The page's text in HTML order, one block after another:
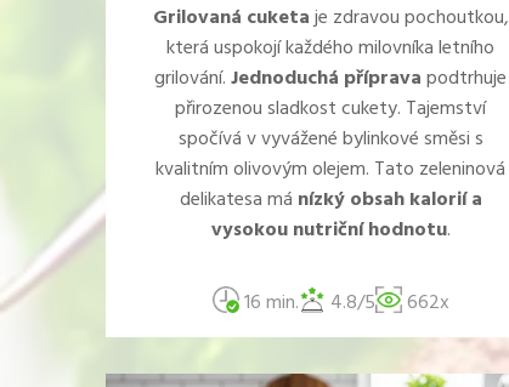
Grilovaná cuketaje zdravou pochoutkou,
která uspokojí každého milovníka letního
grilování.Jednoduchá přípravapodtrhuje
přirozenou sladkost cukety. Tajemství
spočívá v vyvážené bylinkové směsi s
kvalitním olivovým olejem. Tato zeleninová
delikatesa má nízký obsah kalorií a
vysokou nutriční hodnotu.
16 min. 4.8/5 662x